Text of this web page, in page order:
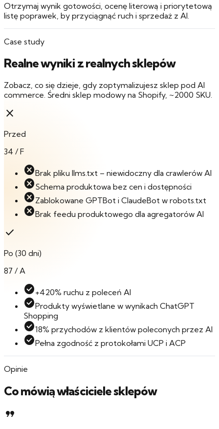
Otrzymaj wynik gotowości, ocenę literową i priorytetową
listę poprawek, by przyciągnąć ruch i sprzedaż z AI.
Case study
Realne wyniki z realnych sklepów
Zobacz, co się dzieje, gdy zoptymalizujesz sklep pod AI
commerce. Średni sklep modowy na Shopify, ~2000 SKU.
close
Przed
34 / F
cancelBrak pliku llms.txt – niewidoczny dla crawlerów AI
cancelSchema produktowa bez cen i dostępności
cancelZablokowane GPTBot i ClaudeBot w robots.txt
cancelBrak feedu produktowego dla agregatorów AI
check
Po (30 dni)
87 / A
check_circle+420% ruchu z poleceń AI
check_circleProdukty wyświetlane w wynikach ChatGPT
Shopping
check_circle18% przychodów z klientów poleconych przez AI
check_circlePełna zgodność z protokołami UCP i ACP
Opinie
Co mówią właściciele sklepów
format_quote